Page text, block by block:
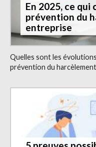
En 2025, ce qui
prévention du
entreprise
Quelles sont les
prévention du